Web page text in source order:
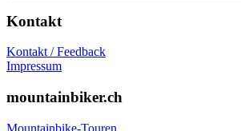
Kontakt
Kontakt / Feedback
Impressum
mountainbiker.ch
Mountainbike-Touren